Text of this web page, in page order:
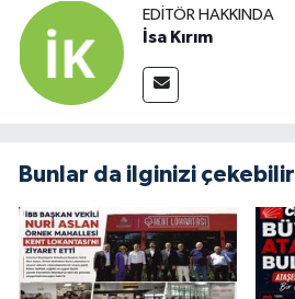
EDITÖR HAKKINDA
İsa Kırım
Bunlar da ilginizi çekebilir